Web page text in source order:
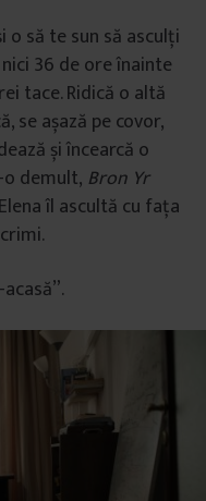
o să te sun să asculți
36 de ore înainte
tace. Ridică o altă
se așază pe covor,
și încearcă o
demult, Bron Yr
îl ascultă cu fața